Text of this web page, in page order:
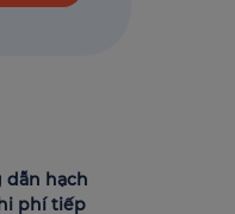
dẫn hạch
phí tiếp